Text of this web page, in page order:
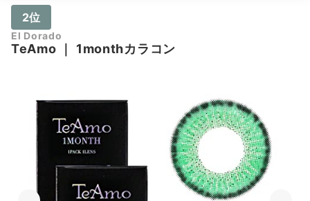
2位
El Dorado
TeAmo 1monthカラコン